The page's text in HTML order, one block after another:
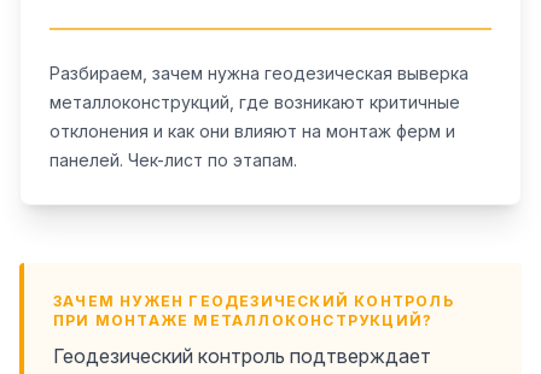
Разбираем, зачем нужна геодезическая выверка
металлоконструкций, где возникают критичные
отклонения и как они влияют на монтаж ферм и
панелей. Чек-лист по этапам.
ЗАЧЕМ НУЖЕН ГЕОДЕЗИЧЕСКИЙ КОНТРОЛЬ
ПРИ МОНТАЖЕ МЕТАЛЛОКОНСТРУКЦИЙ?
Геодезический контроль подтверждает